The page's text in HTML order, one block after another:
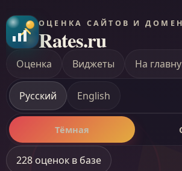
ОЦЕНКА САЙТОВ И
Rates.ru
Оценка Виджеты На
Русский English
Тёмная
228 оценок в базе